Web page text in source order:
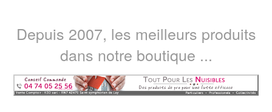
Depuis 2007, les meilleurs produits
dans notre boutique ...